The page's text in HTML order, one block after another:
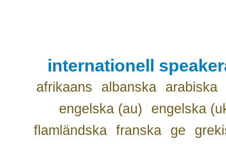
internationell
afrikaans albanska
arabiska
engelska (au)
engelska
flamländska franska ge